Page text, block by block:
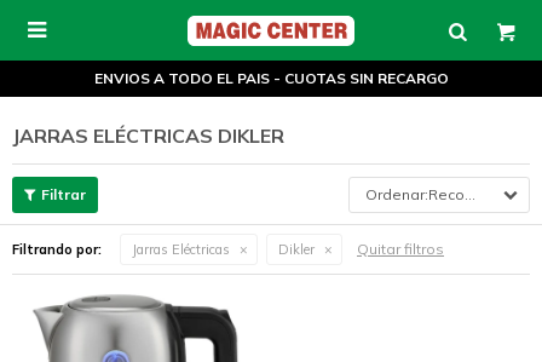

ENVIOS A TODO EL PAIS - CUOTAS SIN RECARGO
JARRAS ELÉCTRICAS DIKLER
Recomendados
Filtrando por: Jarras Eléctricas Dikler Quitar filtros